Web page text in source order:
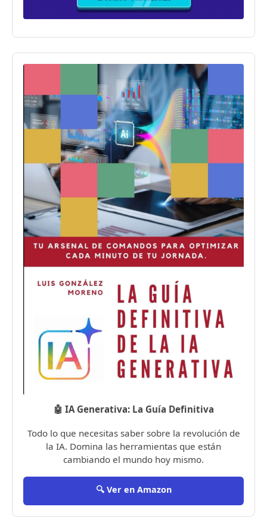
🤖 IA Generativa: La Guía Definitiva
Todo lo que necesitas saber sobre la revolución de
la IA. Domina las herramientas que están
cambiando el mundo hoy mismo.
🔍 Ver en Amazon